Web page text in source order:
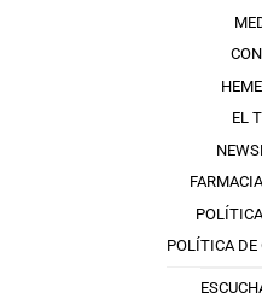
EL
POLÍTICA DE